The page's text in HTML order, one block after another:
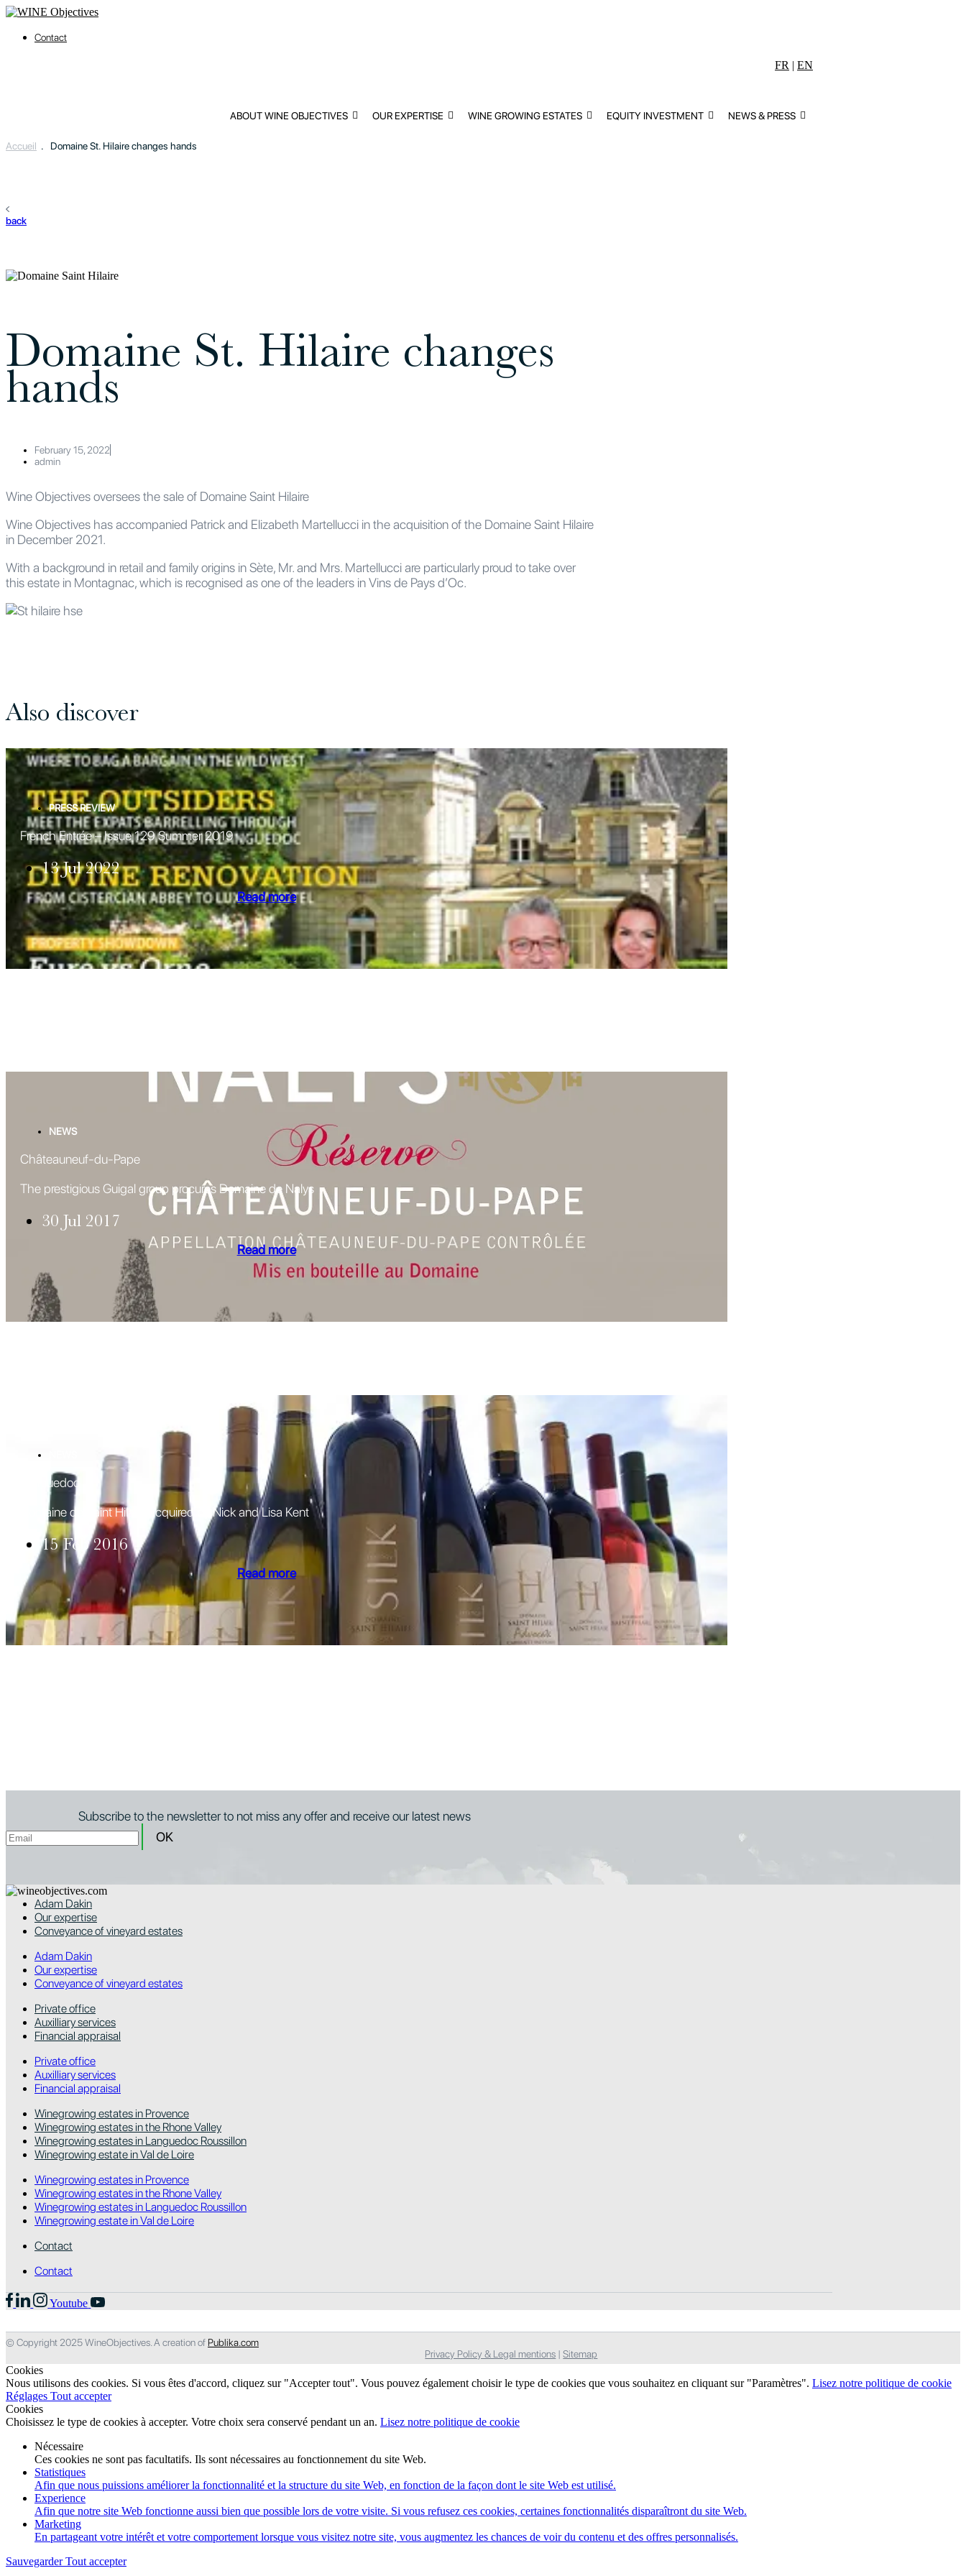
Contact
FR |EN
ABOUT WINE OBJECTIVES OUR EXPERTISE WINE GROWING ESTATES EQUITY INVESTMENT NEWS & PRESS
Accueil . Domaine St. Hilaire changes hands
back
Domaine St. Hilaire changes
hands
February 15, 2022
admin
Wine Objectives oversees the sale of Domaine Saint Hilaire
Wine Objectives has accompanied Patrick and Elizabeth Martellucci in the acquisition of the Domaine Saint Hilaire
in December 2021.
With a background in retail and family origins in Sète, Mr. and Mrs. Martellucci are particularly proud to take over
this estate in Montagnac, which is recognised as one of the leaders in Vins de Pays d’Oc.
Also discover
PRESS REVIEW
French Entrée – Issue 129 Summer 2019
13 Jul 2022
Read more
NEWS
Châteauneuf-du-Pape
The prestigious Guigal group procures Domaine de Nalys
30 Jul 2017
Read more
Languedoc
Domaine de Saint Hilaire acquired by Nick and Lisa Kent
15 Feb 2016
Read more
Subscribe to the newsletter to not miss any offer and receive our latest news
Adam Dakin
Our expertise
Conveyance of vineyard estates
Adam Dakin
Our expertise
Conveyance of vineyard estates
Private office
Auxilliary services
Financial appraisal
Private office
Auxilliary services
Financial appraisal
Winegrowing estates in Provence
Winegrowing estates in the Rhone Valley
Winegrowing estates in Languedoc Roussillon
Winegrowing estate in Val de Loire
Winegrowing estates in Provence
Winegrowing estates in the Rhone Valley
Winegrowing estates in Languedoc Roussillon
Winegrowing estate in Val de Loire
Contact
Contact
Youtube
© Copyright 2025 WineObjectives. A creation of Publika.com
Privacy Policy & Legal mentions |Sitemap
Cookies
Nous utilisons des cookies. Si vous êtes d'accord, cliquez sur "Accepter tout". Vous pouvez également choisir le type de cookies que vous souhaitez en cliquant sur "Paramètres". Lisez notre politique de cookie
Réglages Tout accepter
Cookies
Choisissez le type de cookies à accepter. Votre choix sera conservé pendant un an. Lisez notre politique de cookie
Nécessaire
Ces cookies ne sont pas facultatifs. Ils sont nécessaires au fonctionnement du site Web.
Statistiques
Afin que nous puissions améliorer la fonctionnalité et la structure du site Web, en fonction de la façon dont le site Web est utilisé.
Experience
Afin que notre site Web fonctionne aussi bien que possible lors de votre visite. Si vous refusez ces cookies, certaines fonctionnalités disparaîtront du site Web.
Marketing
En partageant votre intérêt et votre comportement lorsque vous visitez notre site, vous augmentez les chances de voir du contenu et des offres personnalisés.
SauvegarderTout accepter